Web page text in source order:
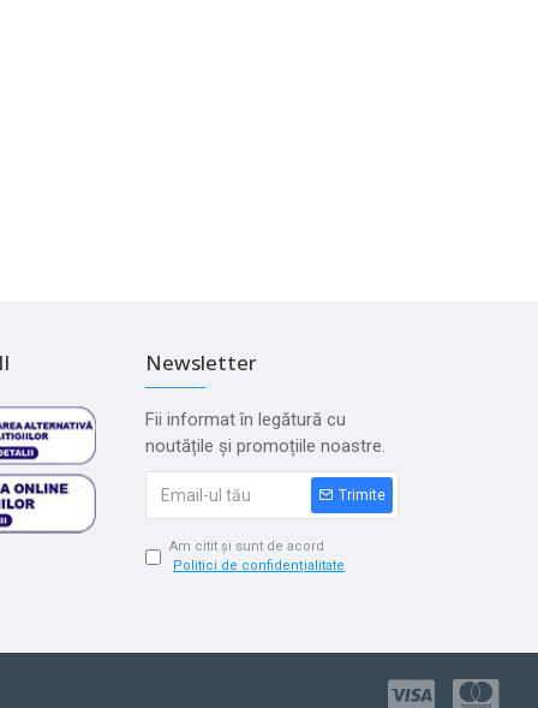
Newsletter
Fii informat în legătură cu
noutățile și promoțiile noastre.
Trimite
Am citit și sunt de acord
Politici de confidențialitate